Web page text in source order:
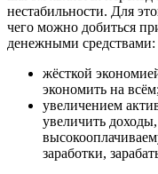
нестабильности. Для
чего можно добиться
денежными средствами:
жёсткой
экономить на всём;
увеличением
увеличить
заработки,